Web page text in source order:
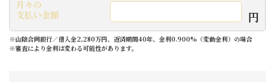
月々の
支払い金額
円
※山陰合同銀行／借入金2,280万円、返済期間40年、金利0.900%（変動金利）の場合
※審査により金利は変わる可能性があります。